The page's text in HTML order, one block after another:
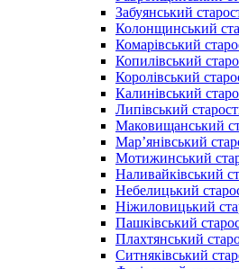
Забуянський
Колонщинський
Комарівський
Копилівський
Королівський
Калинівський
Липівський
Маковищанський
Мар’янівський
Мотижинський
Наливайківський
Небелицький
Ніжиловицький
Пашківський
Плахтянський
Ситняківський